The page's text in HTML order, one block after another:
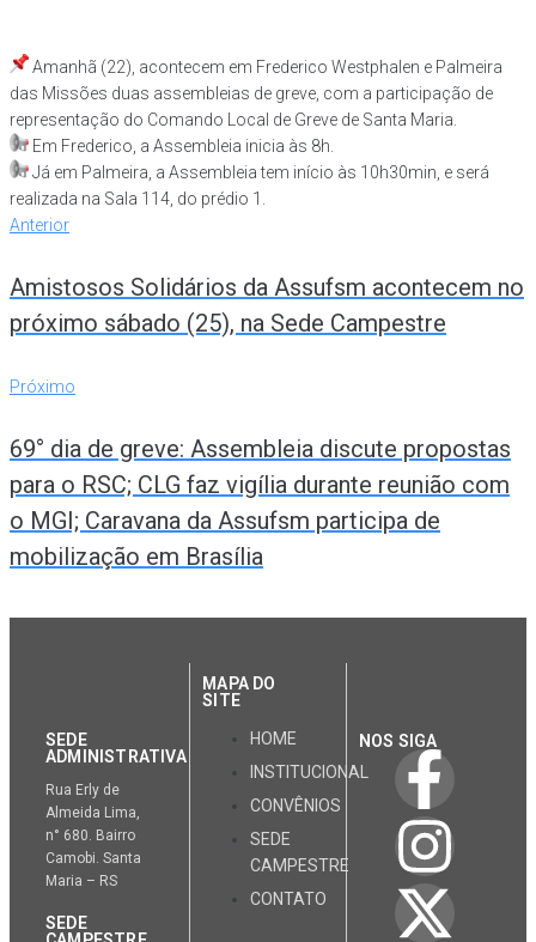
Amanhã (22), acontecem em Frederico Westphalen e Palmeira
das Missões duas assembleias de greve, com a participação de
representação do Comando Local de Greve de Santa Maria.
Em Frederico, a Assembleia inicia às 8h.
Já em Palmeira, a Assembleia tem início às 10h30min, e será
realizada na Sala 114, do prédio 1.
Anterior
Amistosos Solidários da Assufsm acontecem no
próximo sábado (25), na Sede Campestre
Próximo
69° dia de greve: Assembleia discute propostas
para o RSC; CLG faz vigília durante reunião com
o MGI; Caravana da Assufsm participa de
mobilização em Brasília
SEDE
ADMINISTRATIVA
Rua Erly de
Almeida Lima,
n° 680. Bairro
Camobi. Santa
Maria – RS
SEDE
MAPA DO
SITE
HOME
INSTITUCIONAL
CONVÊNIOS
SEDE
CAMPESTRE
CONTATO
NOS SIGA